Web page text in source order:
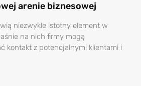
arenie biznesowej
niezwykle istotny element w
na nich firmy mogą
kontakt z potencjalnymi klientami i